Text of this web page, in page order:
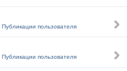
Публикации пользователя
Публикации пользователя